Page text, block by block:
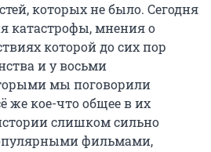
которых не было. Сегодня
катастрофы, мнения о
которой до сих пор
и у восьми
мы поговорили
же кое-что общее в их
слишком сильно
фильмами,